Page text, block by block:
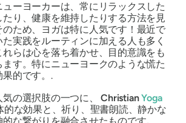
ーヨーカーは、常にリラックスした
たり、健康を維持したりする方法を見
ため、ヨガは特に人気です！最近で
実践をルーティンに加える人も多く
らは心を落ち着かせ、目的意識をも
す。特にニューヨークのような慌た
的です。.
気の選択肢の一つに、ChristianYoga
的な効果と、祈り、聖書朗読、静かな